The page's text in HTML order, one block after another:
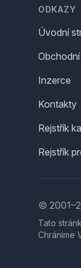
ODKAZY
Úvodní
Inzerce
Kontakty
Rejstřík
Rejstřík
©
Tato
Chráníme